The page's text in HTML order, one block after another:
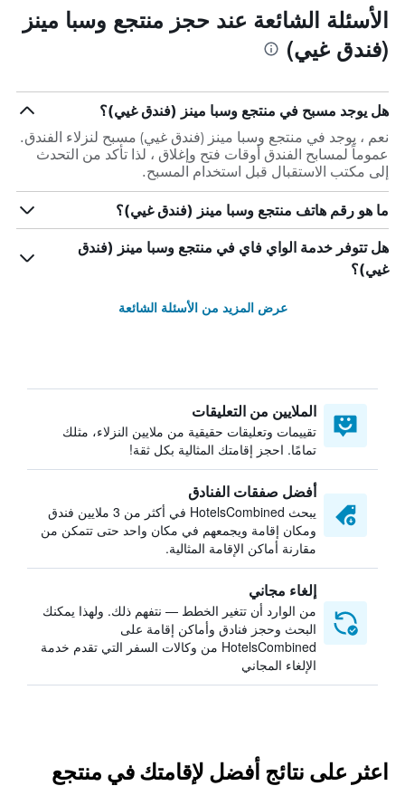
الأسئلة الشائعة عند حجز منتجع وسبا مينز
(فندق غيي)
هل يوجد مسبح في منتجع وسبا مينز (فندق غيي)؟
نعم ، يوجد في منتجع وسبا مينز (فندق غيي) مسبح لنزلاء الفندق.
عموماً لمسابح الفندق أوقات فتح وإغلاق ، لذا تأكد من التحدث
إلى مكتب الاستقبال قبل استخدام المسبح.
ما هو رقم هاتف منتجع وسبا مينز (فندق غيي)؟
هل تتوفر خدمة الواي فاي في منتجع وسبا مينز (فندق
غيي)؟
عرض المزيد من الأسئلة الشائعة
الملايين من التعليقات
تقييمات وتعليقات حقيقية من ملايين النزلاء، مثلك
تمامًا. احجز إقامتك المثالية بكل ثقة!
أفضل صفقات الفنادق
يبحث HotelsCombined في أكثر من 3 ملايين فندق
ومكان إقامة ويجمعهم في مكان واحد حتى تتمكن من
مقارنة أماكن الإقامة المثالية.
إلغاء مجاني
من الوارد أن تتغير الخطط — نتفهم ذلك. ولهذا يمكنك
البحث وحجز فنادق وأماكن إقامة على
HotelsCombined من وكالات السفر التي تقدم خدمة
الإلغاء المجاني
اعثر على نتائج أفضل لإقامتك في منتجع